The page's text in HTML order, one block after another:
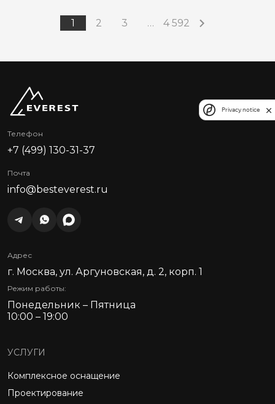
1 2 3 … 4 592
Телефон
+7 (499) 130-31-37
Почта
info@besteverest.ru
Адрес
г. Москва, ул. Аргуновская, д. 2, корп. 1
Режим работы:
Понедельник – Пятница
10:00 – 19:00
УСЛУГИ
Комплексное оснащение
Проектирование
Privacy notice